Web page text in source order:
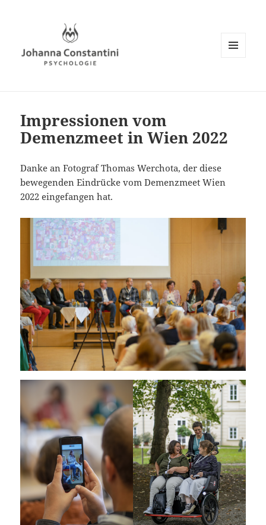
Impressionen vom
Demenzmeet in Wien 2022
Danke an Fotograf Thomas Werchota, der diese
bewegenden Eindrücke vom Demenzmeet Wien
2022 eingefangen hat.